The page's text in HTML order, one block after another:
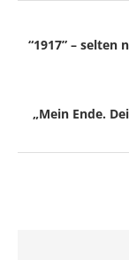
“1917” –
„Mein Ende.